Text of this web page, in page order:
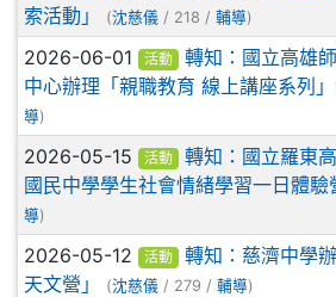
索活動」
(沈慈儀 / 218 / 輔導)
2026-06-01 活動
轉知：國立高雄
中心辦理「親職教育 線上講座系列
導)
2026-05-15 活動
轉知：國立羅東
國民中學學生社會情緒學習一日體驗
導)
2026-05-12 活動
轉知：慈濟中學
天文營」
(沈慈儀 / 279 / 輔導)